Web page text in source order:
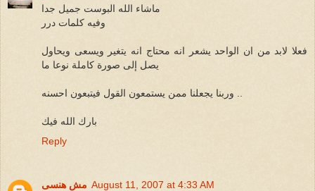
ماشاء الله البوست جميل جدا
وفيه كلمات درر
فعلا لابد من ان الواحد يشعر انه محتاج انه يتغير ويسعى ويحاول
يصل إلى صورة كاملة نوعا ما
بارك الله فيك
Reply
مش هنسى August 11, 2007 at 4:33 AM